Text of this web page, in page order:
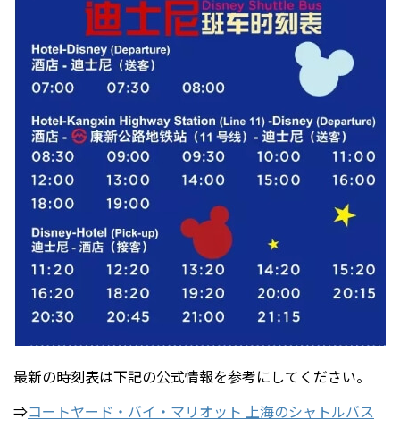
最新の時刻表は下記の公式情報を参考にしてください。
⇒コートヤード・バイ・マリオット 上海のシャトルバス